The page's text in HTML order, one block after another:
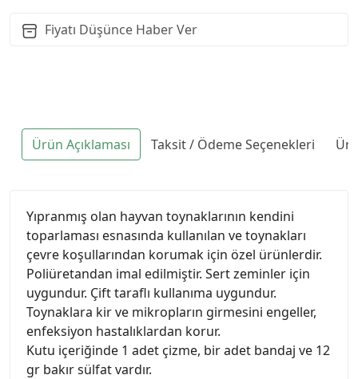
Fiyatı Düşünce Haber Ver
Ürün Açıklaması Taksit / Ödeme Seçenekleri
Yıpranmış olan hayvan toynaklarının kendini
toparlaması esnasında kullanılan ve toynakları
çevre koşullarından korumak için özel ürünlerdir.
Poliüretandan imal edilmiştir. Sert zeminler için
uygundur. Çift taraflı kullanıma uygundur.
Toynaklara kir ve mikropların girmesini engeller,
enfeksiyon hastalıklardan korur.
Kutu içeriğinde 1 adet çizme, bir adet bandaj ve 12
gr bakır sülfat vardır.